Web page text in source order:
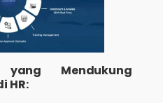
Mendukung
HR: